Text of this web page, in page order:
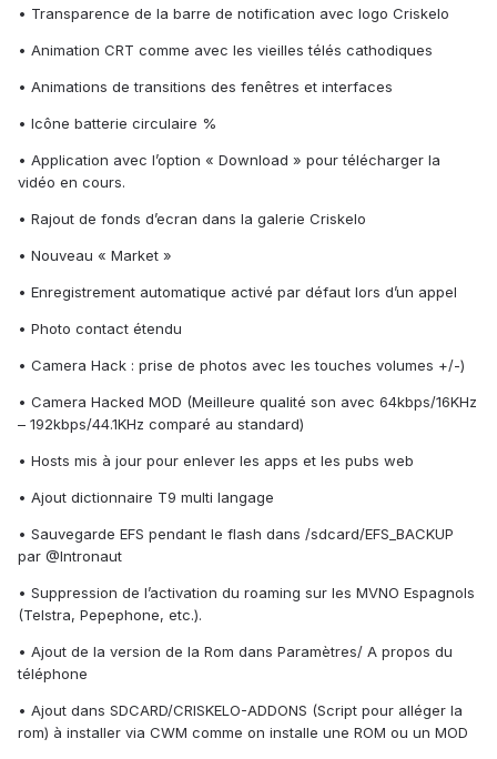
• Transparence de la barre de notification avec logo Criskelo
• Animation CRT comme avec les vieilles télés cathodiques
• Animations de transitions des fenêtres et interfaces
• Icône batterie circulaire %
• Application avec l’option « Download » pour télécharger la
vidéo en cours.
• Rajout de fonds d’ecran dans la galerie Criskelo
• Nouveau « Market »
• Enregistrement automatique activé par défaut lors d’un appel
• Photo contact étendu
• Camera Hack : prise de photos avec les touches volumes +/-)
• Camera Hacked MOD (Meilleure qualité son avec 64kbps/16KHz
– 192kbps/44.1KHz comparé au standard)
• Hosts mis à jour pour enlever les apps et les pubs web
• Ajout dictionnaire T9 multi langage
• Sauvegarde EFS pendant le flash dans /sdcard/EFS_BACKUP
par @Intronaut
• Suppression de l’activation du roaming sur les MVNO Espagnols
(Telstra, Pepephone, etc.).
• Ajout de la version de la Rom dans Paramètres/ A propos du
téléphone
• Ajout dans SDCARD/CRISKELO-ADDONS (Script pour alléger la
rom) à installer via CWM comme on installe une ROM ou un MOD